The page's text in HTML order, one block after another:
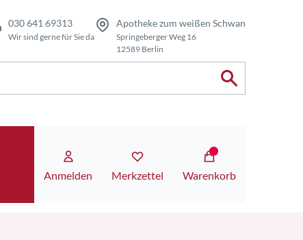
030 641 69313
Wir sind gerne für Sie da
Apotheke zum weißen Schwan
Springeberger Weg 16
12589 Berlin
Anmelden Merkzettel Warenkorb